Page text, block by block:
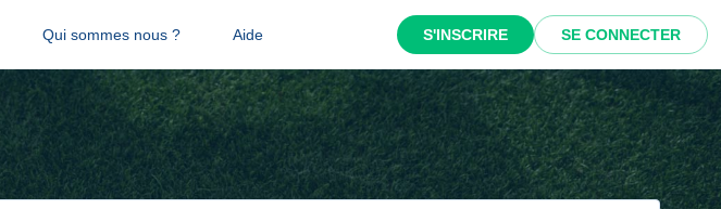
Qui sommes nous ? Aide S'INSCRIRE SE CONNECTER